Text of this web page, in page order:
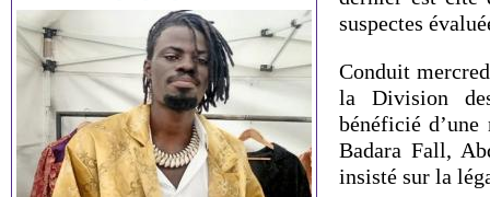
suspectes
Conduit
la Division
bénéficié
Badara Fall,
insisté sur la